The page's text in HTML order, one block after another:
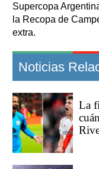
Supercopa
la Recopa de
extra.
Noticias
La